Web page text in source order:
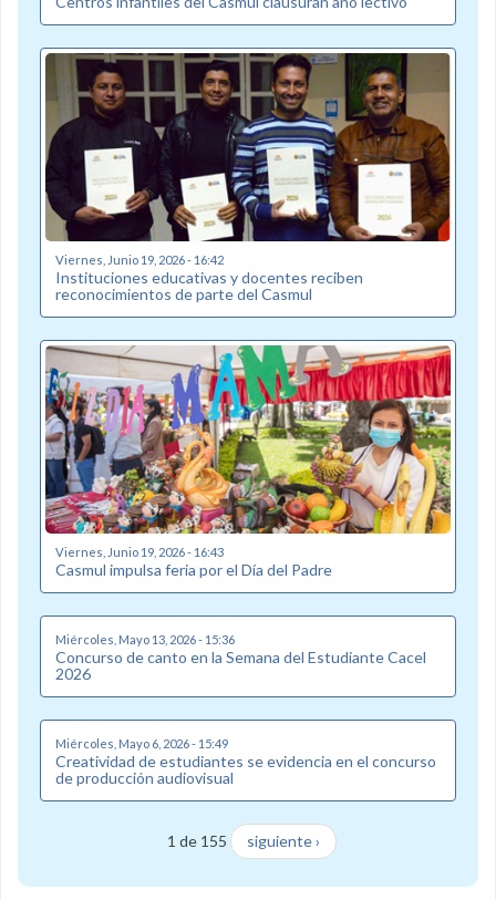
Viernes, Junio 19, 2026 - 16:42
Instituciones educativas y docentes reciben
reconocimientos de parte del Casmul
Viernes, Junio 19, 2026 - 16:43
Casmul impulsa feria por el Día del Padre
Miércoles, Mayo 13, 2026 - 15:36
Concurso de canto en la Semana del Estudiante Cacel
2026
Miércoles, Mayo 6, 2026 - 15:49
Creatividad de estudiantes se evidencia en el concurso
de producción audiovisual
1 de 155 siguiente ›